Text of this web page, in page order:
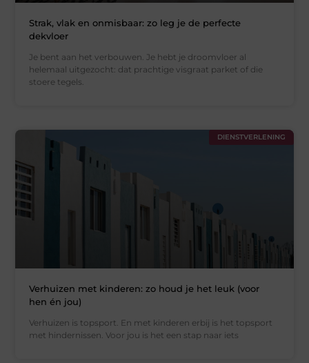
Strak, vlak en onmisbaar: zo leg je de perfecte
dekvloer
Je bent aan het verbouwen. Je hebt je droomvloer al
helemaal uitgezocht: dat prachtige visgraat parket of die
stoere tegels.
DIENSTVERLENING
Verhuizen met kinderen: zo houd je het leuk (voor
hen én jou)
Verhuizen is topsport. En met kinderen erbij is het topsport
met hindernissen. Voor jou is het een stap naar iets